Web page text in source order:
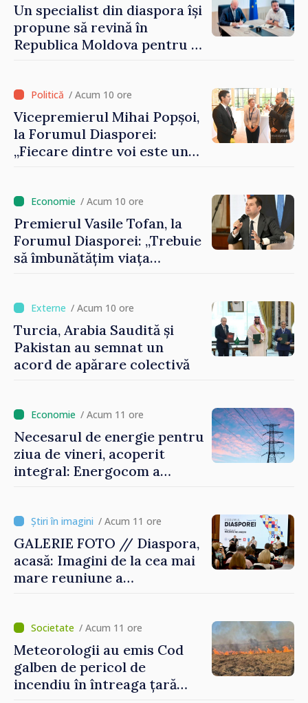
Un specialist din diaspora își
propune să revină în
Republica Moldova pentru a
/ Acum 10 ore
Vicepremierul Mihai Popșoi,
la Forumul Diasporei:
„Fiecare dintre voi este un
imaginii Republicii Moldova”
/ Acum 10 ore
Premierul Vasile Tofan, la
Forumul Diasporei: „Trebuie
să îmbunătățim viața
/ Acum 10 ore
Turcia, Arabia Saudită și
Pakistan au semnat un
acord de apărare colectivă
/ Acum 11 ore
Necesarul de energie pentru
ziua de vineri, acoperit
integral: Energocom a
/ Acum 11 ore
GALERIE FOTO // Diaspora,
acasă: Imagini de la cea mai
mare reuniune a
/ Acum 11 ore
Meteorologii au emis Cod
galben de pericol de
incendiu în întreaga țară